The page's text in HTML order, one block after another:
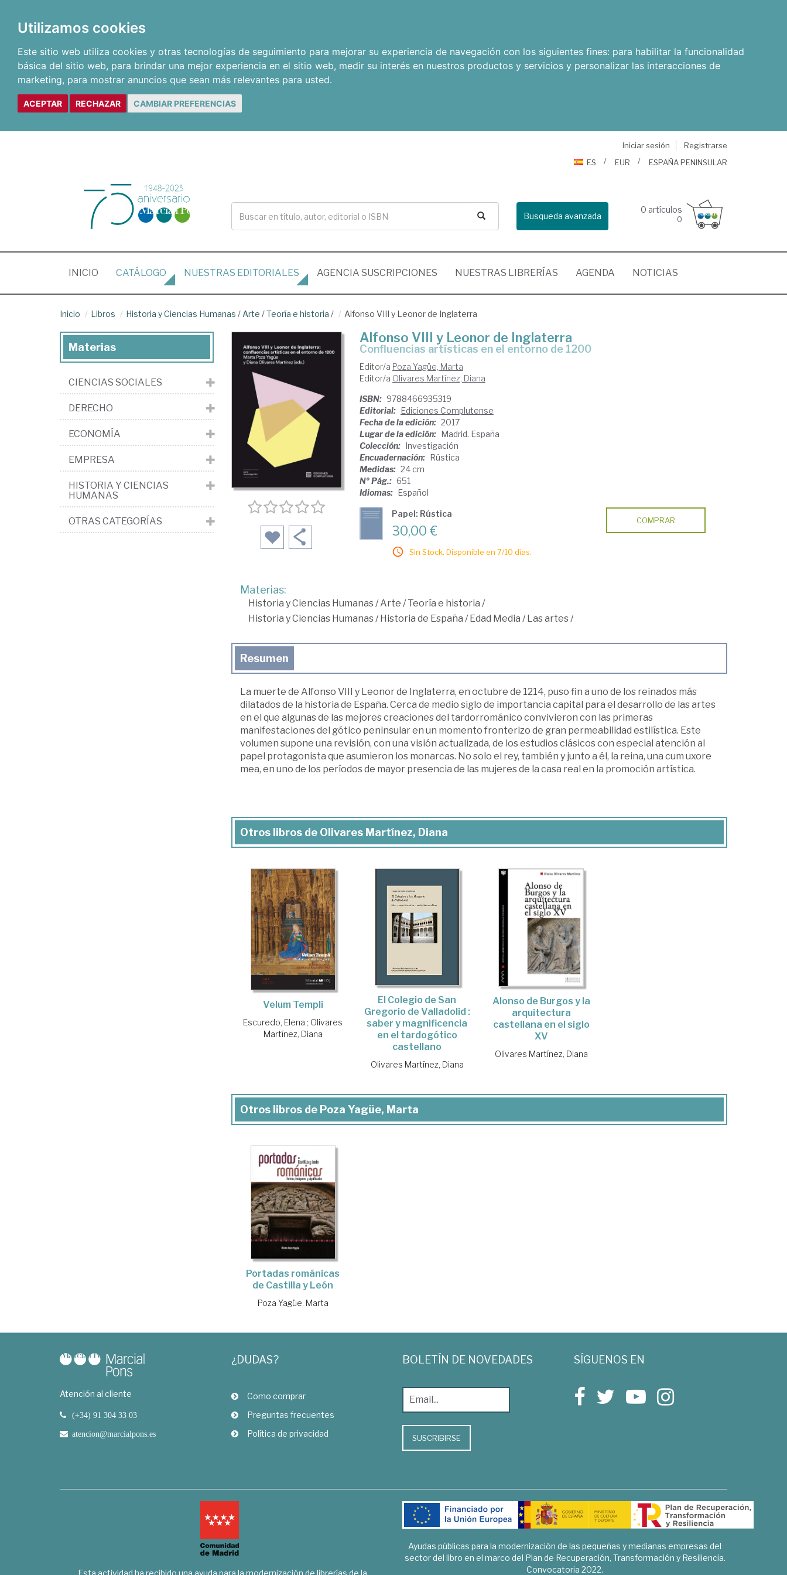
Utilizamos cookies
Este sitio web utiliza cookies y otras tecnologías de seguimiento para mejorar su experiencia de navegación con los siguientes fines: para habilitar la funcionalidad
básica del sitio web, para brindar una mejor experiencia en el sitio web, medir su interés en nuestros productos y servicios y personalizar las interacciones de
marketing, para mostrar anuncios que sean más relevantes para usted.
ACEPTAR RECHAZAR CAMBIAR PREFERENCIAS
Iniciar sesión
Registrarse
ES
EUR ESPAÑA PENINSULAR
Busqueda avanzada
0 artículos
0
INICIO (CURRENT)
CATÁLOGO NUESTRAS EDITORIALES AGENCIA SUSCRIPCIONES NUESTRAS LIBRERÍAS AGENDA NOTICIAS
Inicio Libros Historia y Ciencias Humanas / Arte /Teoría e historia / Alfonso VIII y Leonor de Inglaterra
Alfonso VIII y Leonor de Inglaterra
confluencias artísticas en el entorno de 1200
Editor/a Poza Yagüe, Marta
Editor/a Olivares Martínez, Diana
ISBN: 9788466935319
Editorial: Ediciones Complutense
Fecha de la edición: 2017
Lugar de la edición: Madrid. España
Colección: Investigación
Encuadernación: Rústica
Medidas: 24 cm
Nº Pág.: 651
Idiomas: Español
Papel: Rústica
30,00 €
Sin Stock. Disponible en 7/10 días.
COMPRAR
Materias:
Historia y Ciencias Humanas/Arte /Teoría e historia /
Historia y Ciencias Humanas/Historia de España /Edad Media /Las artes/
Resumen
La muerte de Alfonso VIII y Leonor de Inglaterra, en octubre de 1214, puso fin a uno de los reinados más
dilatados de la historia de España. Cerca de medio siglo de importancia capital para el desarrollo de las artes
en el que algunas de las mejores creaciones del tardorrománico convivieron con las primeras
manifestaciones del gótico peninsular en un momento fronterizo de gran permeabilidad estilística. Este
volumen supone una revisión, con una visión actualizada, de los estudios clásicos con especial atención al
papel protagonista que asumieron los monarcas. No solo el rey, también y junto a él, la reina, una cum uxore
mea, en uno de los períodos de mayor presencia de las mujeres de la casa real en la promoción artística.
Otros libros de Olivares Martínez, Diana
Velum Templi
Escuredo, Elena ; Olivares
Martínez, Diana
El Colegio de San
Gregorio de Valladolid :
saber y magnificencia
en el tardogótico
castellano
Olivares Martínez, Diana
Alonso de Burgos y la
arquitectura
castellana en el siglo
XV
Olivares Martínez, Diana
Otros libros de Poza Yagüe, Marta
Portadas románicas
de Castilla y León
Poza Yagüe, Marta
Materias
CIENCIAS SOCIALES
DERECHO
ECONOMÍA
EMPRESA
HISTORIA Y CIENCIAS
HUMANAS
OTRAS CATEGORÍAS
Atención al cliente
(+34) 91 304 33 03
atencion@marcialpons.es
¿DUDAS?
Como comprar
Preguntas frecuentes
Política de privacidad
BOLETÍN DE NOVEDADES
SUSCRIBIRSE
SÍGUENOS EN
Ayudas públicas para la modernización de las pequeñas y medianas empresas del
sector del libro en el marco del Plan de Recuperación, Transformación y Resiliencia.
Convocatoria 2022.